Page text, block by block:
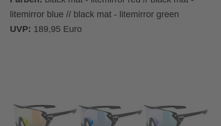
litemirror blue // black mat - litemirror green
UVP: 189,95 Euro